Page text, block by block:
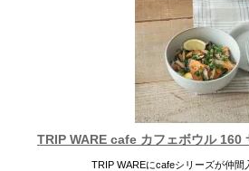
TRIP WARE cafe カフェボウル 160
TRIP WAREにcafeシリーズが仲間